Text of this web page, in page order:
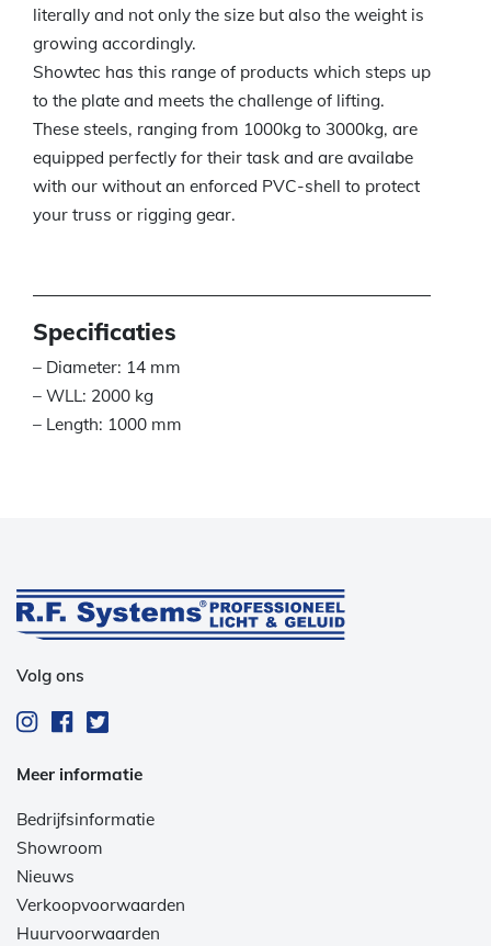
literally and not only the size but also the weight is
growing accordingly.
Showtec has this range of products which steps up
to the plate and meets the challenge of lifting.
These steels, ranging from 1000kg to 3000kg, are
equipped perfectly for their task and are availabe
with our without an enforced PVC-shell to protect
your truss or rigging gear.
Specificaties
– Diameter: 14 mm
– WLL: 2000 kg
– Length: 1000 mm
Volg ons
Meer informatie
Bedrijfsinformatie
Showroom
Nieuws
Verkoopvoorwaarden
Huurvoorwaarden